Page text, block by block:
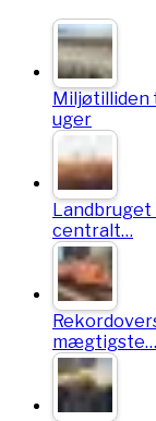
Miljøtilliden
uger
centralt…
mægtigste…